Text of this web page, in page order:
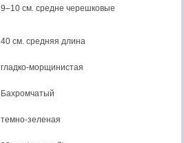
9–10 см. средне черешковые
40 см. средняя длина
гладко-морщинистая
Бахромчатый
темно-зеленая